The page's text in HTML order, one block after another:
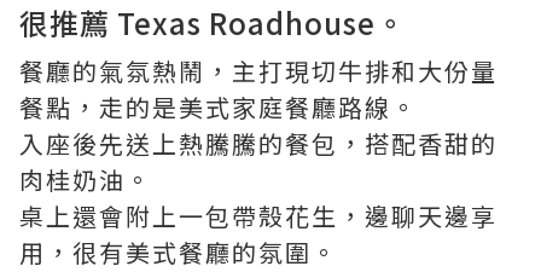
很推薦 Texas Roadhouse。
餐廳的氣氛熱鬧，主打現切牛排和大份量
餐點，走的是美式家庭餐廳路線。
入座後先送上熱騰騰的餐包，搭配香甜的
肉桂奶油。
桌上還會附上一包帶殼花生，邊聊天邊享
用，很有美式餐廳的氛圍。